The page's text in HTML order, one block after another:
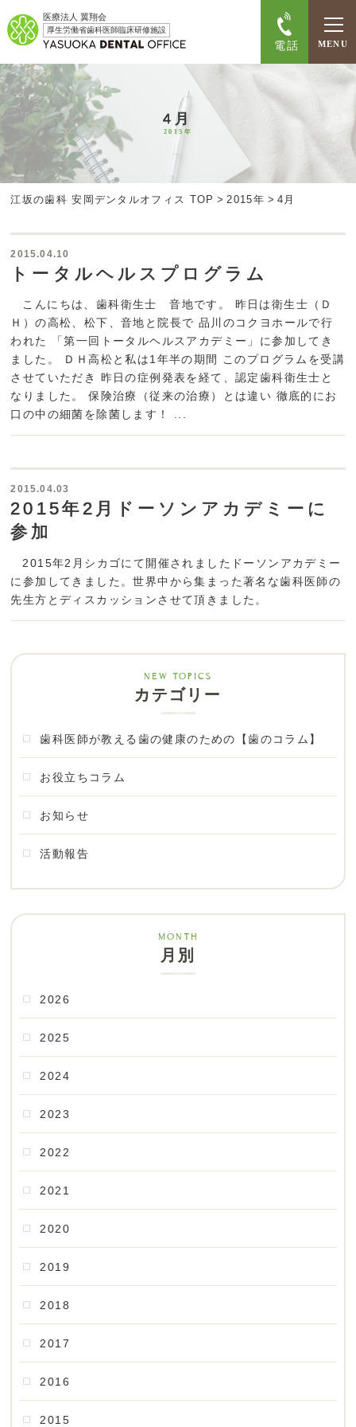
医療法人 翼翔会
厚生労働省歯科医師臨床研修施設
電話 MENU
4月
2015年
江坂の歯科 安岡デンタルオフィス TOP >2015年 > 4月
2015.04.10
トータルヘルスプログラム
こんにちは、歯科衛生士 音地です。 昨日は衛生士（Ｄ
Ｈ）の高松、松下、音地と院長で 品川のコクヨホールで行
われた 「第一回トータルヘルスアカデミー」に参加してき
ました。 ＤＨ高松と私は1年半の期間 このプログラムを受講
させていただき 昨日の症例発表を経て、認定歯科衛生士と
なりました。 保険治療（従来の治療）とは違い 徹底的にお
口の中の細菌を除菌します！ ...
2015.04.03
2015年2月ドーソンアカデミーに
参加
2015年2月シカゴにて開催されましたドーソンアカデミー
に参加してきました。世界中から集まった著名な歯科医師の
先生方とディスカッションさせて頂きました。
カテゴリー
歯科医師が教える歯の健康のための【歯のコラム】
お役立ちコラム
お知らせ
活動報告
月別
2026
2025
2024
2023
2022
2021
2020
2019
2018
2017
2016
2015